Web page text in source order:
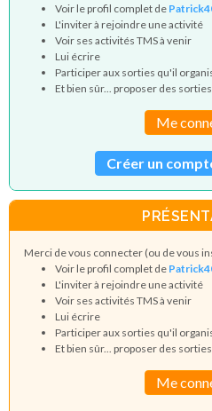
Voir le profil complet de
L'inviter à rejoindre une activité
Voir ses activités TMS à venir
Lui écrire
Participer aux sorties qu'il
Et bien sûr... proposer des
Me
Créer un
Merci de vous connecter (ou de vous
Voir le profil complet de
L'inviter à rejoindre une activité
Voir ses activités TMS à venir
Lui écrire
Participer aux sorties qu'il
Et bien sûr... proposer des
Me